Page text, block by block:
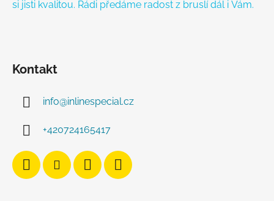
si jisti kvalitou. Rádi předáme radost z bruslí dál i Vám.
Kontakt
info@inlinespecial.cz
+420724165417